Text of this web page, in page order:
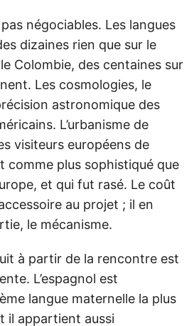
négociables. Les langues
dizaines rien que sur le
Colombie, des centaines sur
Les cosmologies, le
astronomique des
L’urbanisme de
visiteurs européens de
comme plus sophistiqué que
et qui fut rasé. Le coût
au projet ; il en
le mécanisme.
à partir de la rencontre est
L’espagnol est
langue maternelle la plus
il appartient aussi